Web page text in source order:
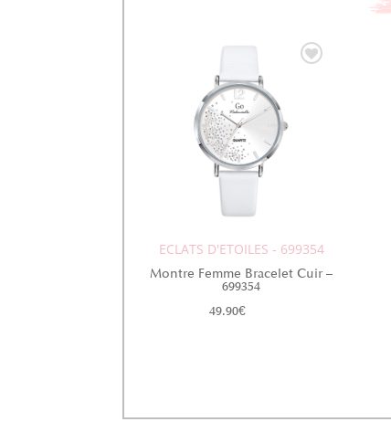
ECLATS D'ETOILES - 699354
Montre Femme Bracelet Cuir –
699354
49.90€